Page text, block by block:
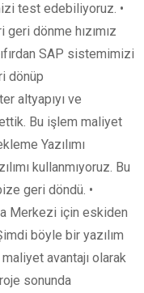
test edebiliyoruz. •
geri dönme hızımız
SAP sistemimizi
dönüp
altyapıyı ve
Bu işlem maliyet
Yazılımı
kullanmıyoruz. Bu
geri döndü. •
Merkezi için eskiden
böyle bir yazılım
avantajı olarak
sonunda